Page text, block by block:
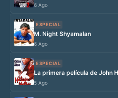
6 Ago
ESPECIAL
M. Night Shyamalan
6 Ago
ESPECIAL
La primera película de John
5 Ago